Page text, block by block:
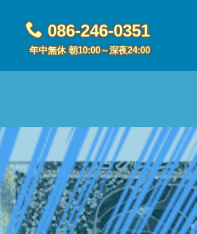
086-246-0351
年中無休 朝10:00～深夜24:00